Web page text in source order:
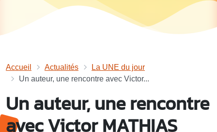
Accueil Actualités
La UNE du jour
Un auteur, une rencontre avec Victor...
Un auteur, une rencontre
avec Victor MATHIAS